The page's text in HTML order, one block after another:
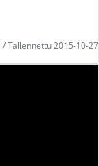
/ Tallennettu 2015-10-27